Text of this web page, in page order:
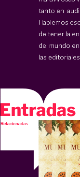
tanto en
Hablemos
de tener la
del mundo
las